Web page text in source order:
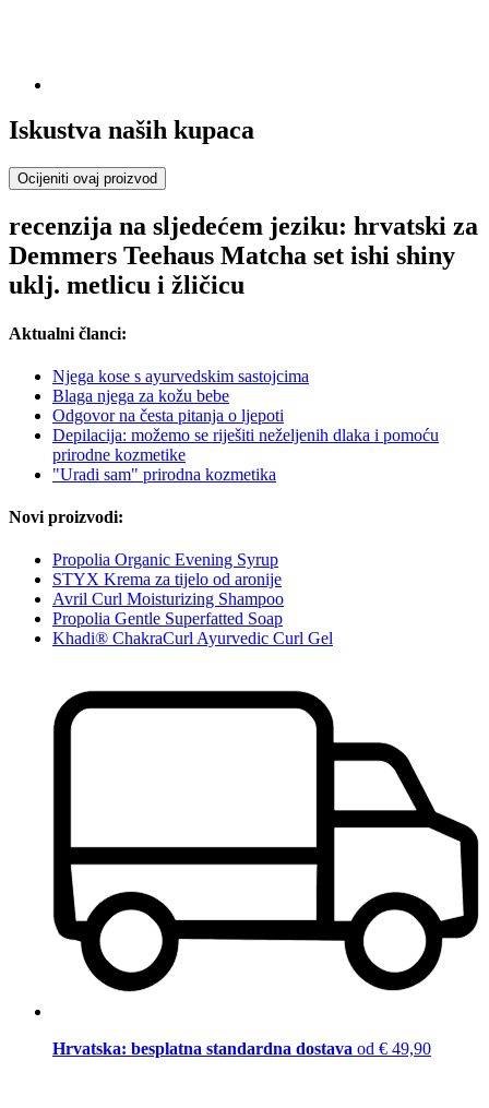
Iskustva naših kupaca
Ocijeniti ovaj proizvod
recenzija na sljedećem jeziku: hrvatski za
Demmers Teehaus Matcha set ishi shiny
uklj. metlicu i žličicu
Aktualni članci:
Njega kose s ayurvedskim sastojcima
Blaga njega za kožu bebe
Odgovor na česta pitanja o ljepoti
Depilacija: možemo se riješiti neželjenih dlaka i pomoću
prirodne kozmetike
"Uradi sam" prirodna kozmetika
Novi proizvodi:
Propolia Organic Evening Syrup
STYX Krema za tijelo od aronije
Avril Curl Moisturizing Shampoo
Propolia Gentle Superfatted Soap
Khadi® ChakraCurl Ayurvedic Curl Gel
Hrvatska: besplatna standardna dostava od € 49,90